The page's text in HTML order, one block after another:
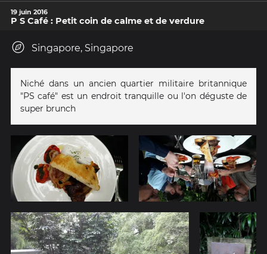
19 juin 2016
P S Café : Petit coin de calme et de verdure
Singapore, Singapore
Niché dans un ancien quartier militaire britannique
"PS café" est un endroit tranquille ou l'on déguste de
super brunch